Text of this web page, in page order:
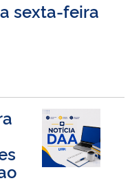
sexta-feira